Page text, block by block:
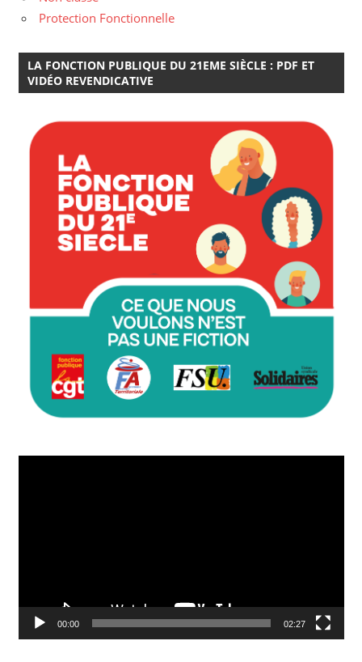
Protection Fonctionnelle
LA FONCTION PUBLIQUE DU 21EME SIÈCLE : PDF ET
VIDÉO REVENDICATIVE
00:00 02:27